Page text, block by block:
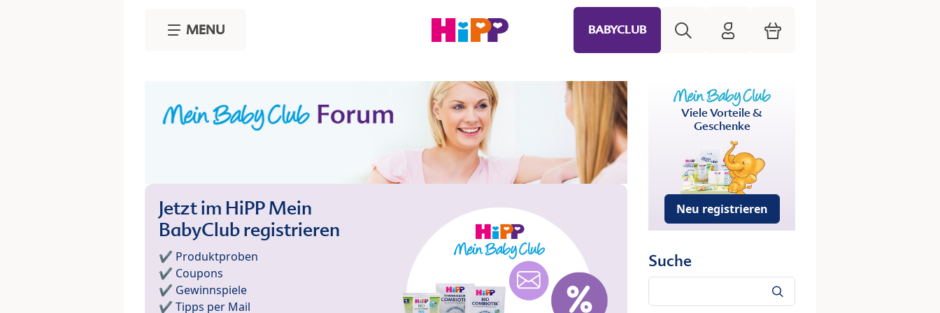
MENU BABYCLUB HiPP Mein Babyclub
Warenkorb
Jetzt im HiPP Mein
BabyClub registrieren
✔️ Produktproben
✔️ Coupons
✔️ Gewinnspiele
✔️ Tipps per Mail
Viele Vorteile &
Geschenke
Neu registrieren
Suche